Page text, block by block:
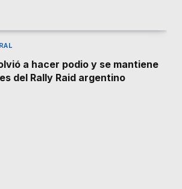
a hacer podio y se mantiene
del Rally Raid argentino